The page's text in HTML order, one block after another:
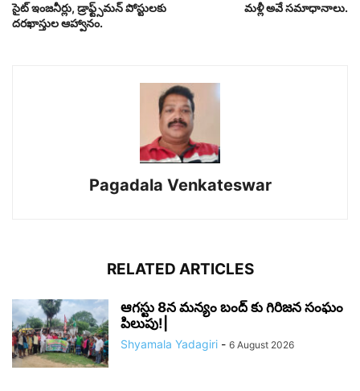
సైట్ ఇంజనీర్లు, డ్రాఫ్ట్స్‌మన్ పోస్టులకు
దరఖాస్తుల ఆహ్వానం.
మళ్లీ అవే సమాధానాలు.
Pagadala Venkateswar
RELATED ARTICLES
ఆగస్టు 8న మన్యం బంద్ కు గిరిజన సంఘం
పిలుపు!|
Shyamala Yadagiri - 6 August 2026